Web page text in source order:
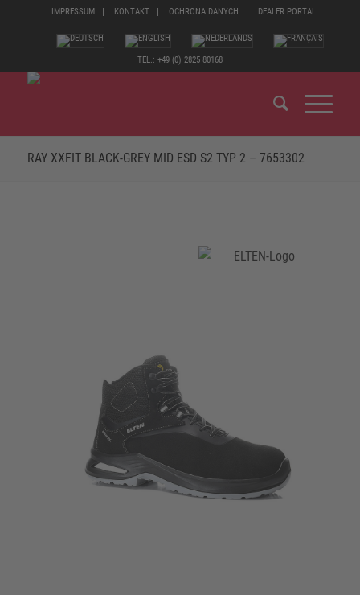
IMPRESSUM KONTAKT OCHRONA DANYCH DEALER PORTAL
TEL.: +49 (0) 2825 80168
RAY XXFIT BLACK-GREY MID ESD S2 TYP 2 – 7653302